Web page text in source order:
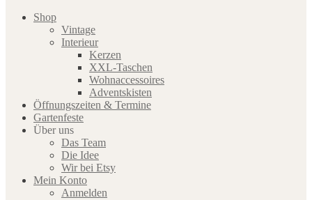
Shop
Vintage
Interieur
Kerzen
XXL-Taschen
Wohnaccessoires
Adventskisten
Öffnungszeiten & Termine
Gartenfeste
Über uns
Das Team
Die Idee
Wir bei Etsy
Mein Konto
Anmelden